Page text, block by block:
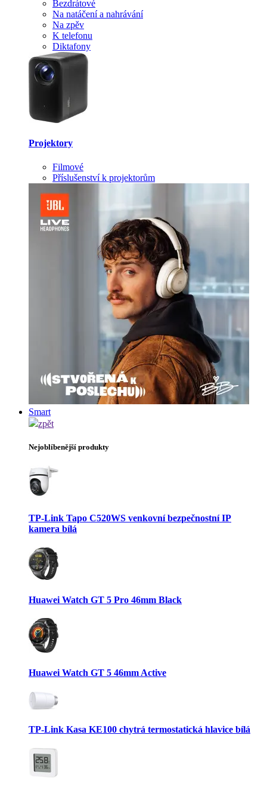
Bezdrátové
Na natáčení a nahrávání
Na zpěv
K telefonu
Diktafony
Projektory
Filmové
Příslušenství k projektorům
Smart
zpět
Nejoblíbenější produkty
TP-Link Tapo C520WS venkovní bezpečnostní IP
kamera bílá
Huawei Watch GT 5 Pro 46mm Black
Huawei Watch GT 5 46mm Active
TP-Link Kasa KE100 chytrá termostatická hlavice bílá